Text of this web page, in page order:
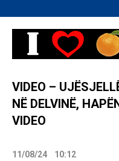
VIDEO –
NË DELVINË,
VIDEO
11/08/24 10:12